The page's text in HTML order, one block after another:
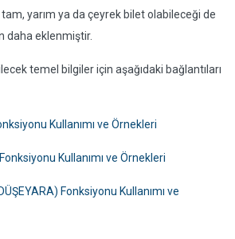
yarım ya da çeyrek bilet olabileceği de
daha eklenmiştir.
temel bilgiler için aşağıdaki bağlantıları
Kullanımı ve Örnekleri
Kullanımı ve Örnekleri
Fonksiyonu Kullanımı ve